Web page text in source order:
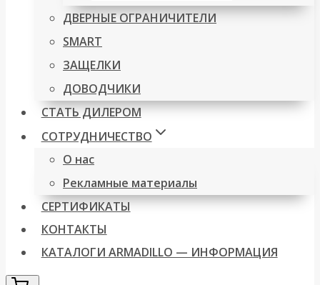
ДВЕРНЫЕ ОГРАНИЧИТЕЛИ
SMART
ЗАЩЕЛКИ
ДОВОДЧИКИ
СТАТЬ ДИЛЕРОМ
СОТРУДНИЧЕСТВО
О нас
Рекламные материалы
СЕРТИФИКАТЫ
КОНТАКТЫ
КАТАЛОГИ ARMADILLO — ИНФОРМАЦИЯ